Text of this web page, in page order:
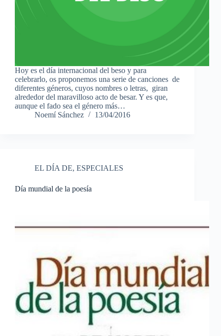
Hoy es el día internacional del beso y para
celebrarlo, os proponemos una serie de canciones de
diferentes géneros, cuyos nombres o letras, giran
alrededor del maravilloso acto de besar. Y es que,
aunque el fado sea el género más…
Noemí Sánchez
13/04/2016
EL DÍA DE, ESPECIALES
Día mundial de la poesía